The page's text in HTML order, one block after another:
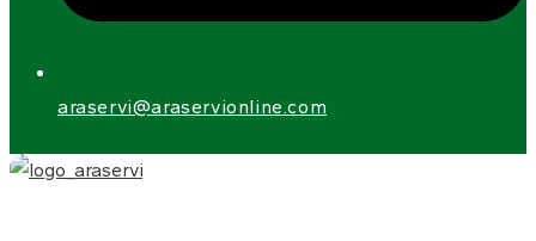
araservi@araservionline.com